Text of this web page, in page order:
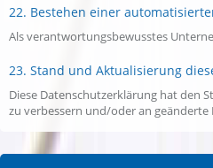
22. Bestehen einer
Als verantwortungsbewusstes
23. Stand und Aktualisierung
Diese Datenschutzerklärung hat den
zu verbessern und/oder an